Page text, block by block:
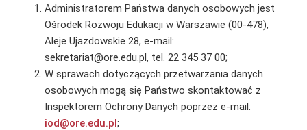
Administratorem Państwa danych osobowych jest
Ośrodek Rozwoju Edukacji w Warszawie (00-478),
Aleje Ujazdowskie 28, e-mail:
sekretariat@ore.edu.pl, tel. 22 345 37 00;
W sprawach dotyczących przetwarzania danych
osobowych mogą się Państwo skontaktować z
Inspektorem Ochrony Danych poprzez e-mail:
iod@ore.edu.pl;